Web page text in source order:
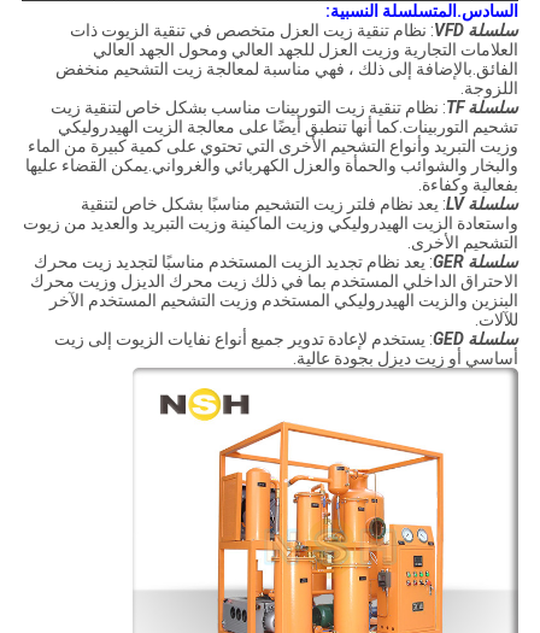
السادس.المتسلسلة النسبية:
سلسلة VFD
: نظام تنقية زيت العزل متخصص في تنقية الزيوت ذات
العلامات التجارية وزيت العزل للجهد العالي ومحول الجهد العالي
الفائق.بالإضافة إلى ذلك ، فهي مناسبة لمعالجة زيت التشحيم منخفض
اللزوجة.
سلسلة TF
: نظام تنقية زيت التوربينات مناسب بشكل خاص لتنقية زيت
تشحيم التوربينات.كما أنها تنطبق أيضًا على معالجة الزيت الهيدروليكي
وزيت التبريد وأنواع التشحيم الأخرى التي تحتوي على كمية كبيرة من الماء
والبخار والشوائب والحمأة والعزل الكهربائي والغرواني.يمكن القضاء عليها
بفعالية وكفاءة.
سلسلة LV
: يعد نظام فلتر زيت التشحيم مناسبًا بشكل خاص لتنقية
واستعادة الزيت الهيدروليكي وزيت الماكينة وزيت التبريد والعديد من زيوت
التشحيم الأخرى.
سلسلة GER
: يعد نظام تجديد الزيت المستخدم مناسبًا لتجديد زيت محرك
الاحتراق الداخلي المستخدم بما في ذلك زيت محرك الديزل وزيت محرك
البنزين والزيت الهيدروليكي المستخدم وزيت التشحيم المستخدم الآخر
للآلات.
سلسلة GED
: يستخدم لإعادة تدوير جميع أنواع نفايات الزيوت إلى زيت
أساسي أو زيت ديزل بجودة عالية.